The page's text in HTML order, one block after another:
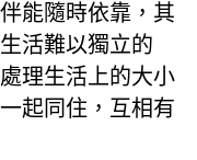
能隨時依靠，其
活難以獨立的
理生活上的大小
起同住，互相有